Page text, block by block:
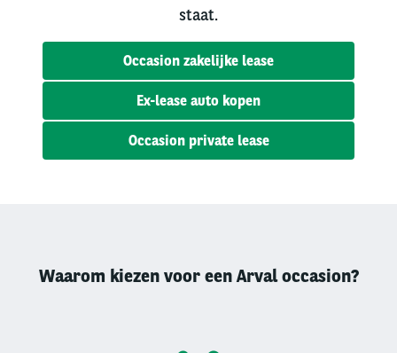
staat.
Occasion zakelijke lease
Ex-lease auto kopen
Occasion private lease
Waarom kiezen voor een Arval occasion?